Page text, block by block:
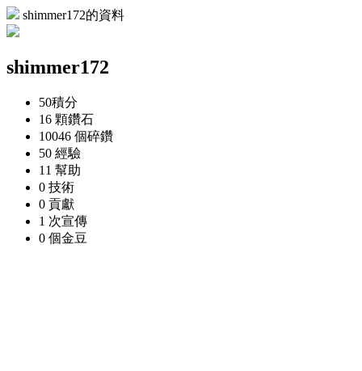
shimmer172的資料
shimmer172
50積分
16 顆鑽石
10046 個碎鑽
50 經驗
11 幫助
0 技術
0 貢獻
1 次宣傳
0 個金豆